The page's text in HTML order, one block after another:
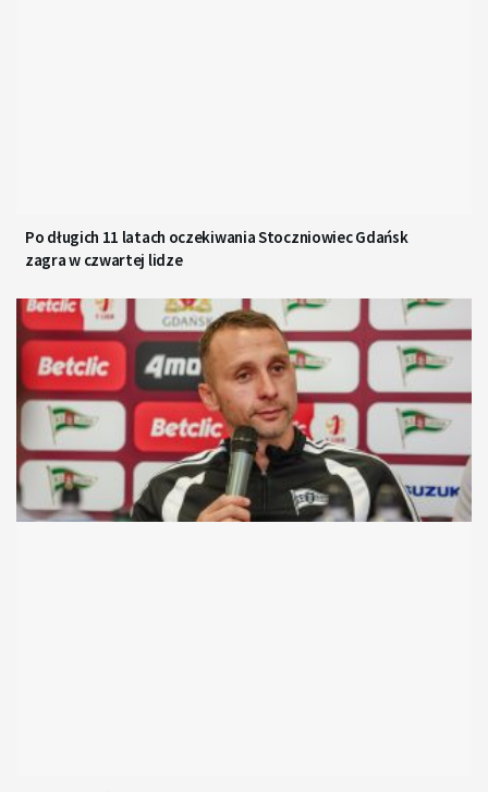
Po długich 11 latach oczekiwania Stoczniowiec Gdańsk
zagra w czwartej lidze